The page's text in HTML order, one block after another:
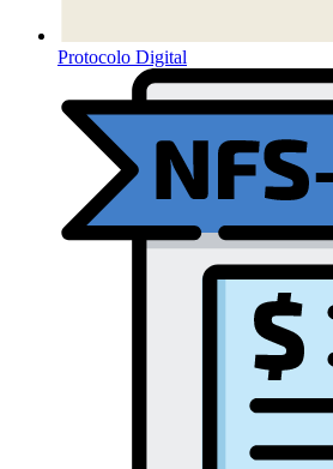
Protocolo Digital